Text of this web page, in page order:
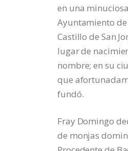
en una
Ayuntamiento
Castillo de San
lugar de
nombre; en su
que
fundó.
Fray Domingo
de monjas